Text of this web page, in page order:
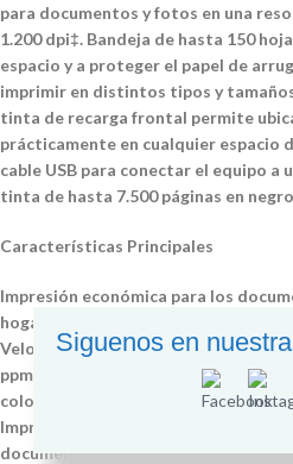
para documentos y fotos en una
1.200 dpi‡. Bandeja de hasta 150
espacio y a proteger el papel de
imprimir en distintos tipos y
tinta de recarga frontal permite
prácticamente en cualquier espacio
cable USB para conectar el equipo a
tinta de hasta 7.500 páginas en
Características Principales
Impresión económica para los
hogar o la oficina en el hogar.
Velocidades de impresión rápidas de
ppm a color (MODO ECO) y hasta 16
color (ISO/IEC 24734).
Impresión de alta calidad en negro y
documentos y fotografías sin
Siguenos en